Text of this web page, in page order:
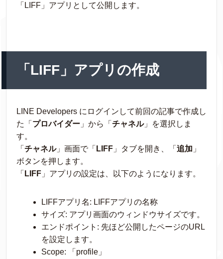
「LIFF」アプリとして公開します。
「LIFF」アプリの作成
LINE Developers にログインして前回の記事で作成し
た「 プロバイダー 」から「 チャネル」を選択しま
す。
「 チャネル」画面で「 LIFF 」タブを開き、「 追加 」
ボタンを押します。
「 LIFF 」アプリの設定は、以下のようになります。
LIFFアプリ名: LIFFアプリの名称
サイズ: アプリ画面のウィンドウサイズです。
エンドポイント: 先ほど公開したページのURL
を設定します。
Scope: 「profile」